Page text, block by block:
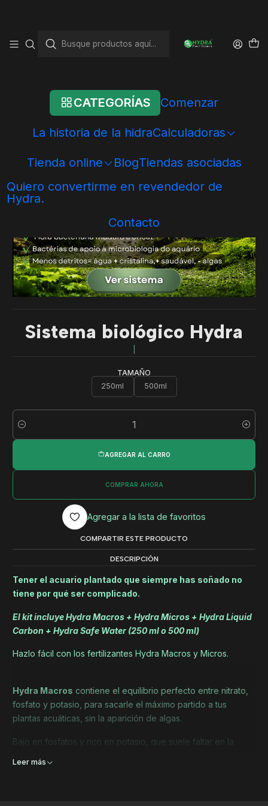
CATEGORÍAS Comenzar
La historia de la hidraCalculadoras
Tienda online BlogTiendas asociadas
Quiero convertirme en revendedor de
Hydra.
Contacto
Sistema biológico Hydra
TAMAÑO
250ml
500ml
Cantidad
AGREGAR AL CARRO
COMPRAR AHORA
Agregar a la lista de favoritos
COMPARTIR ESTE PRODUCTO
DESCRIPCIÓN
Tener el acuario plantado que siempre has soñado no
tiene por qué ser complicado.
El kit incluye Hydra Macros + Hydra Micros + Hydra Liquid
Carbon + Hydra Safe Water (250 ml o 500 ml)
Hazlo fácil con los fertilizantes Hydra Macros y Micros.
Hydra Macros contiene el equilibrio perfecto entre nitrato,
fosfato y potasio, para sacarle el máximo partido a tus
plantas acuáticas, sin la aparición de algas.
Bajo en fosfatos y rico en potasio, que suele faltar en la
Leer más